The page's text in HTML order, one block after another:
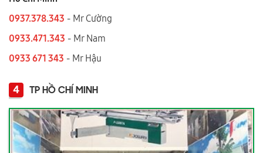
0937.378.343 - Mr Cường
0933.471.343 - Mr Nam
0933 671 343 - Mr Hậu
4 TP HỒ CHÍ MINH